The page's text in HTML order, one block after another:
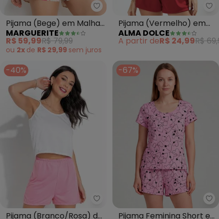
Marguerite - Pijama (Bege) em
Pijama (Bege) em Malha
de Algodão
MARGUERITE
R$ 59,99R$ 79,99
ou 2x de R$ 29,99 sem juros
Pijama (Vermelho) em
Malha
ALMA DOLCE
A partir deR$ 24,99R$
-40%
Alma Dolce - Pijama (Branco/
Pijama (Branco/Rosa) de
-67%
Pijama Feminina Short e